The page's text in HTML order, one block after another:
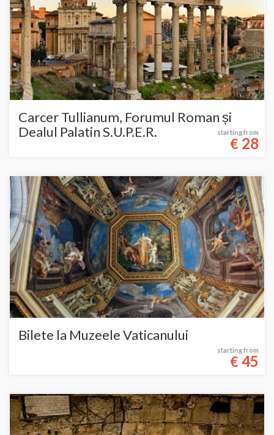
Carcer Tullianum, Forumul Roman și
Dealul Palatin S.U.P.E.R.
starting from
€ 28
Bilete la Muzeele Vaticanului
starting from
€45